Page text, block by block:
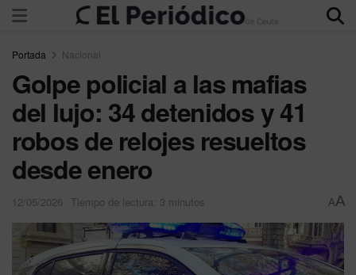
Portada Nacional
Golpe policial a las mafias
del lujo: 34 detenidos y 41
robos de relojes resueltos
desde enero
12/05/2026 Tiempo de lectura: 3 minutos AA